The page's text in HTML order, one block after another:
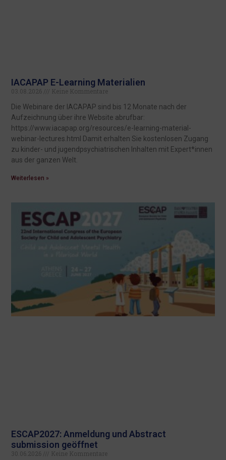
IACAPAP E-Learning Materialien
03.08.2026
Keine Kommentare
Die Webinare der IACAPAP sind bis 12 Monate nach der
Aufzeichnung über ihre Website abrufbar:
https://www.iacapap.org/resources/e-learning-material-
webinar-lectures.html Damit erhalten Sie kostenlosen Zugang
zu kinder- und jugendpsychiatrischen Inhalten mit Expert*innen
aus der ganzen Welt.
Weiterlesen »
ESCAP2027: Anmeldung und Abstract
submission geöffnet
30.06.2026
Keine Kommentare